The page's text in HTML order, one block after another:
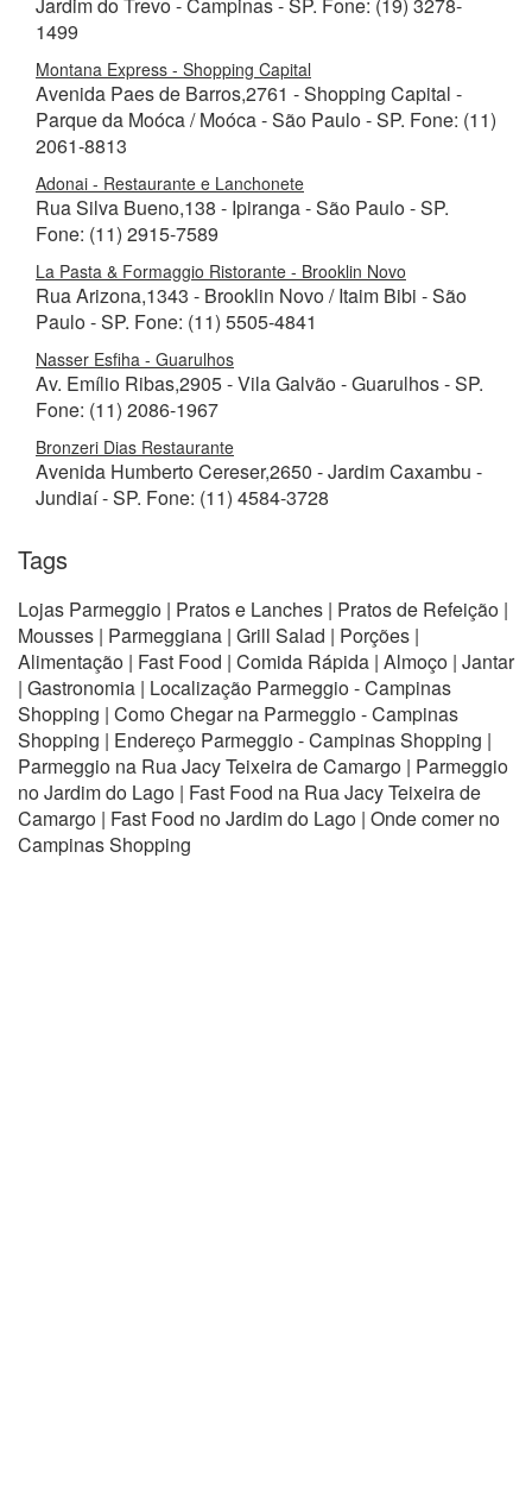
1499
Montana Express - Shopping Capital
Avenida Paes de Barros,2761 - Shopping Capital -
Parque da Moóca / Moóca - São Paulo - SP. Fone: (11)
2061-8813
Adonai - Restaurante e Lanchonete
Rua Silva Bueno,138 - Ipiranga - São Paulo - SP.
Fone: (11) 2915-7589
La Pasta & Formaggio Ristorante - Brooklin Novo
Rua Arizona,1343 - Brooklin Novo / Itaim Bibi - São
Paulo - SP. Fone: (11) 5505-4841
Nasser Esfiha - Guarulhos
Av. Emílio Ribas,2905 - Vila Galvão - Guarulhos - SP.
Fone: (11) 2086-1967
Bronzeri Dias Restaurante
Avenida Humberto Cereser,2650 - Jardim Caxambu -
Jundiaí - SP. Fone: (11) 4584-3728
Tags
Lojas Parmeggio | Pratos e Lanches | Pratos de Refeição |
Mousses | Parmeggiana | Grill Salad | Porções |
Alimentação | Fast Food | Comida Rápida | Almoço | Jantar
| Gastronomia | Localização Parmeggio - Campinas
Shopping | Como Chegar na Parmeggio - Campinas
Shopping | Endereço Parmeggio - Campinas Shopping |
Parmeggio na Rua Jacy Teixeira de Camargo | Parmeggio
no Jardim do Lago | Fast Food na Rua Jacy Teixeira de
Camargo | Fast Food no Jardim do Lago | Onde comer no
Campinas Shopping